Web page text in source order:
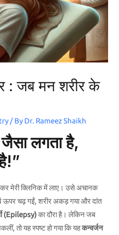
: जब मन शरीर के
/ By Dr. Rameez Shaikh
जैसा लगता है,
मेरी क्लिनिक में लाए। उसे अचानक
चढ़ गईं, शरीर अकड़ गया और दांत
(Epilepsy)का दौरा है। लेकिन जब
तो यह स्पष्ट हो गया कि यहकन्वर्जन